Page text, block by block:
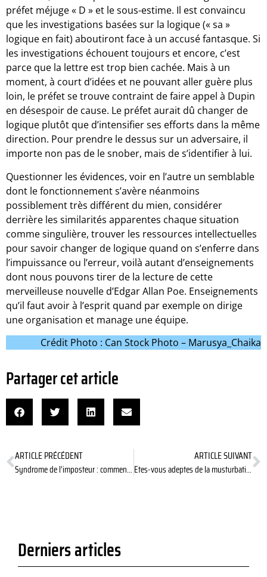
préfet méjuge « D » et le sous-estime. Il est convaincu
que les investigations basées sur la logique (« sa »
logique en fait) aboutiront face à un accusé fantasque. Si
les investigations échouent toujours et encore, c’est
parce que la lettre est trop bien cachée. Mais à un
moment, à court d’idées et ne pouvant aller guère plus
loin, le préfet se trouve contraint de faire appel à Dupin
en désespoir de cause. Le préfet aurait dû changer de
logique plutôt que d’intensifier ses efforts dans la même
direction. Pour prendre le dessus sur un adversaire, il
importe non pas de le snober, mais de s’identifier à lui.
Questionner les évidences, voir en l’autre un semblable
dont le fonctionnement s’avère néanmoins
possiblement très différent du mien, considérer
derrière les similarités apparentes chaque situation
comme singulière, trouver les ressources intellectuelles
pour savoir changer de logique quand on s’enferre dans
l’impuissance ou l’erreur, voilà autant d’enseignements
dont nous pouvons tirer de la lecture de cette
merveilleuse nouvelle d’Edgar Allan Poe. Enseignements
qu’il faut avoir à l’esprit quand par exemple on dirige
une organisation et manage une équipe.
Crédit Photo : Can Stock Photo – Marusya_Chaika
Partager cet article
ARTICLE PRÉCÉDENT
Syndrome de l’imposteur : comment l’identifier ?
ARTICLE SUIVANT
Etes-vous adeptes de la musturbation ?
Derniers articles